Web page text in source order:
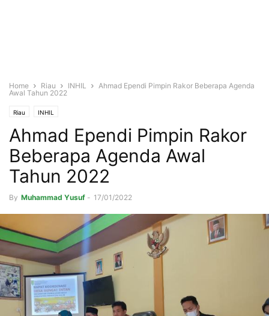
Home Riau INHIL
Ahmad Ependi Pimpin Rakor Beberapa Agenda
Awal Tahun 2022
Riau INHIL
Ahmad Ependi Pimpin Rakor
Beberapa Agenda Awal
Tahun 2022
By Muhammad Yusuf - 17/01/2022